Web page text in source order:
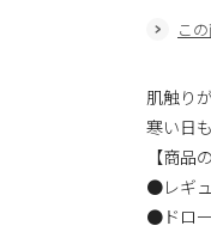
こ
肌触り
寒い日
【商品
●レギ
●ドロ